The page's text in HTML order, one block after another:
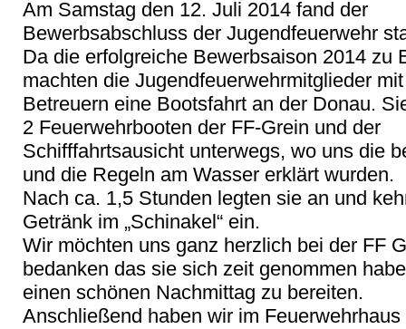
Am Samstag den 12. Juli 2014 fand der
Bewerbsabschluss der Jugendfeuerwehr
Da die erfolgreiche Bewerbsaison 2014 zu
machten die Jugendfeuerwehrmitglieder
Betreuern eine Bootsfahrt an der Donau.
2 Feuerwehrbooten der FF-Grein und der
Schifffahrtsausicht unterwegs, wo uns die
und die Regeln am Wasser erklärt wurden.
Nach ca. 1,5 Stunden legten sie an und
Getränk im „Schinakel“ ein.
Wir möchten uns ganz herzlich bei der FF
bedanken das sie sich zeit genommen
einen schönen Nachmittag zu bereiten.
Anschließend haben wir im